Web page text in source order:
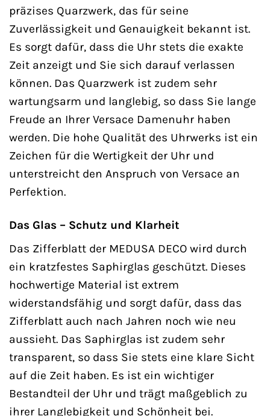
präzises Quarzwerk, das für seine
Zuverlässigkeit und Genauigkeit bekannt ist.
Es sorgt dafür, dass die Uhr stets die exakte
Zeit anzeigt und Sie sich darauf verlassen
können. Das Quarzwerk ist zudem sehr
wartungsarm und langlebig, so dass Sie lange
Freude an Ihrer Versace Damenuhr haben
werden. Die hohe Qualität des Uhrwerks ist ein
Zeichen für die Wertigkeit der Uhr und
unterstreicht den Anspruch von Versace an
Perfektion.
Das Glas – Schutz und Klarheit
Das Zifferblatt der MEDUSA DECO wird durch
ein kratzfestes Saphirglas geschützt. Dieses
hochwertige Material ist extrem
widerstandsfähig und sorgt dafür, dass das
Zifferblatt auch nach Jahren noch wie neu
aussieht. Das Saphirglas ist zudem sehr
transparent, so dass Sie stets eine klare Sicht
auf die Zeit haben. Es ist ein wichtiger
Bestandteil der Uhr und trägt maßgeblich zu
ihrer Langlebigkeit und Schönheit bei.